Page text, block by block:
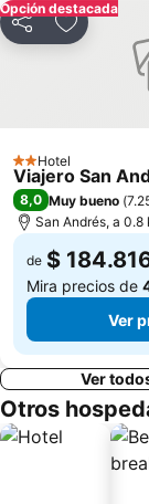
Opción destacada
CompartirAgregar a
2 Estrellas
Hotel
Viajero San
8,0 Muy bueno (
San Andrés, a
de $
Mira precios de
Ver
Ver
Otros